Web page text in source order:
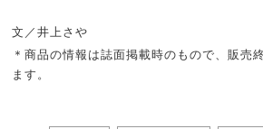
文／井上さや
＊商品の情報は誌面掲載時のもので、販売
ます。